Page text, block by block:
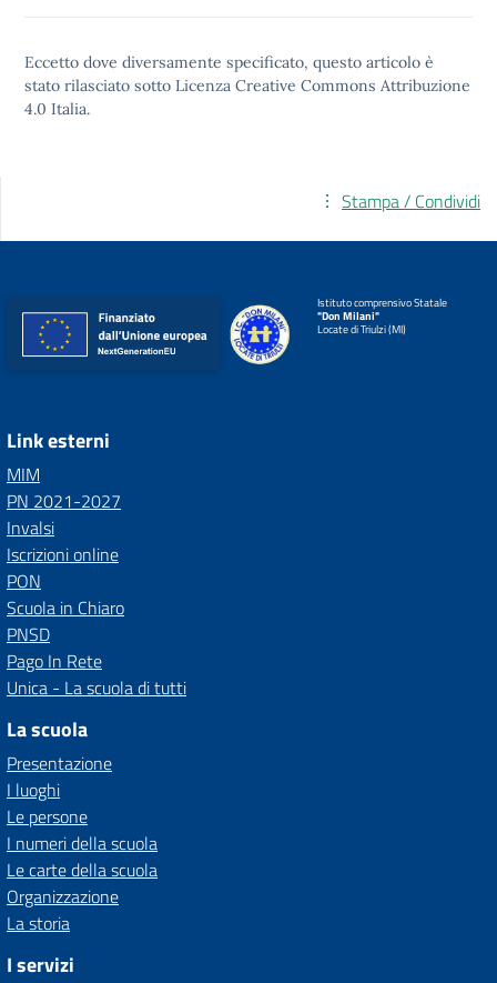
Eccetto dove diversamente specificato, questo articolo è
stato rilasciato sotto Licenza Creative Commons Attribuzione
4.0 Italia.
Stampa / Condividi
Istituto comprensivo Statale
"Don Milani"
Locate di Triulzi (MI)
Link esterni
MIM
PN 2021-2027
Invalsi
Iscrizioni online
PON
Scuola in Chiaro
PNSD
Pago In Rete
Unica - La scuola di tutti
La scuola
Presentazione
I luoghi
Le persone
I numeri della scuola
Le carte della scuola
Organizzazione
La storia
I servizi